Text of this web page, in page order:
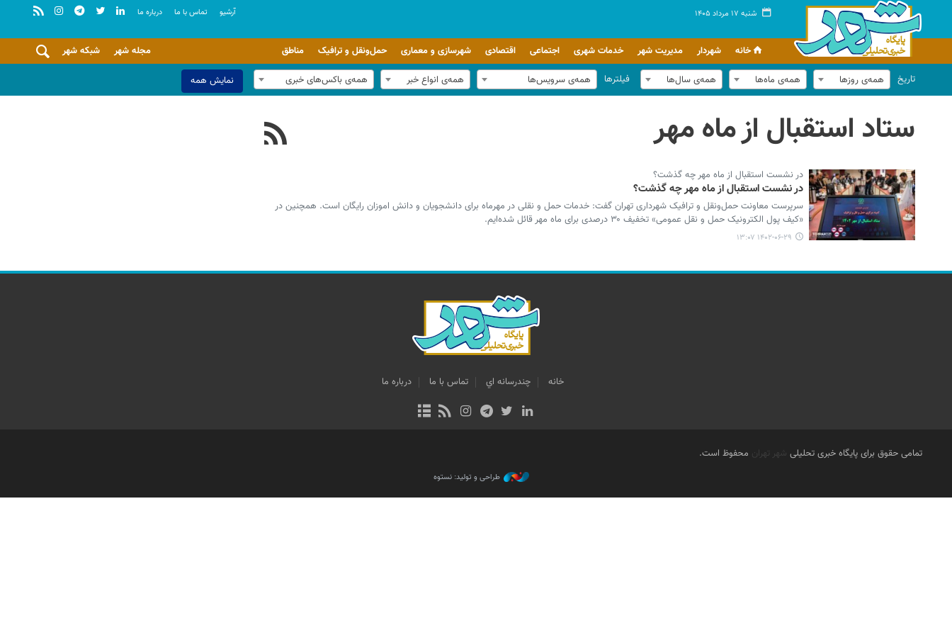
شنبه ۱۷ مرداد ۱۴۰۵ آرشيو تماس با ما درباره ما
خانه شهردار مدیریت شهر خدمات شهری اجتماعی اقتصادی شهرسازی و معماری حمل‌ونقل و ترافیک مناطق شبکه شهر
مجله شهر
تاریخ
همه‌ی روزها همه‌ی ماه‌ها همه‌ی سال‌ها فیلترها همه‌ی سرویس‌ها همه‌ی انواع خبر همه‌ی باکس‌های خبری نمایش همه
ستاد استقبال از ماه مهر
در نشست استقبال از ماه مهر چه گذشت؟
در نشست استقبال از ماه مهر چه گذشت؟
سرپرست معاونت حمل‌ونقل و ترافیک شهرداری تهران گفت: خدمات حمل و نقلی در مهرماه برای دانشجویان و دانش اموزان رایگان است. همچنین در
«کیف پول الکترونیک حمل و نقل عمومی» تخفیف ۳۰ درصدی برای ماه مهر قائل شده‌ایم.
۱۴۰۲-۰۶-۲۹ ۱۳:۰۷
خانه چندرسانه اي تماس با ما درباره ما
تمامی حقوق برای پایگاه خبری تحلیلی شهر تهران محفوظ است.
طراحی و تولید: نستوه